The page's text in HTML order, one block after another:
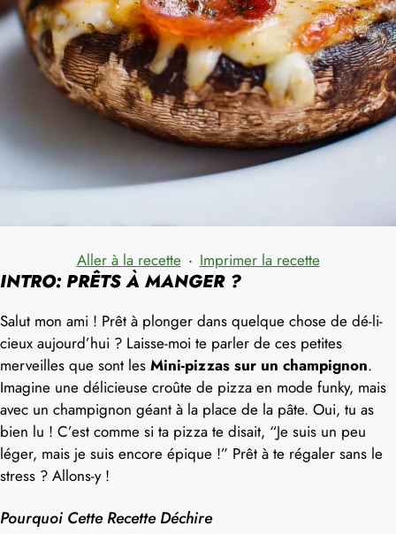
Aller à la recette · Imprimer la recette
INTRO: PRÊTS À MANGER ?
Salut mon ami ! Prêt à plonger dans quelque chose de dé-li-
cieux aujourd’hui ? Laisse-moi te parler de ces petites
merveilles que sont les Mini-pizzas sur un champignon.
Imagine une délicieuse croûte de pizza en mode funky, mais
avec un champignon géant à la place de la pâte. Oui, tu as
bien lu ! C’est comme si ta pizza te disait, “Je suis un peu
léger, mais je suis encore épique !” Prêt à te régaler sans le
stress ? Allons-y !
Pourquoi Cette Recette Déchire